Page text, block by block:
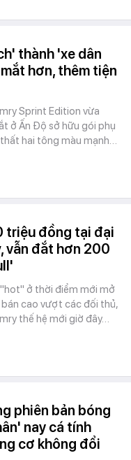
thành 'xe dân
hơn, thêm tiện
Sprint Edition vừa
ở Ấn Độ sở hữu gói phụ
hai tông màu mạnh…
triệu đồng tại đại
vẫn đắt hơn 200
"hot" ở thời điểm mới mở
cao vượt các đối thủ,
thế hệ mới giờ đây…
phiên bản bóng
nay cá tính
cơ không đổi